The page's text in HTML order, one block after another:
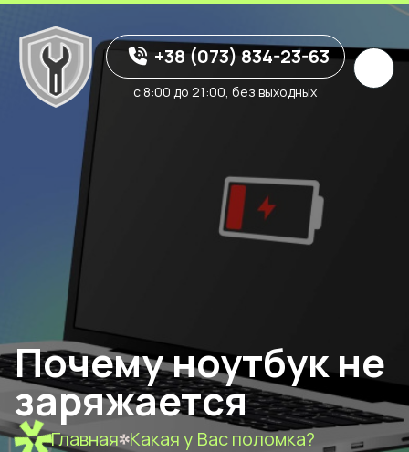
+38 (073) 834-23-63
с 8:00 до 21:00, без выходных
Почему ноутбук не
заряжается
Главная Какая у Вас поломка?